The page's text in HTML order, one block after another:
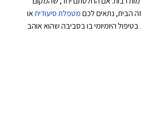
הבית, נתאים לכםמטפלת סיעודיתאו
בטיפול היומיומי בו בסביבה שהוא אוהב